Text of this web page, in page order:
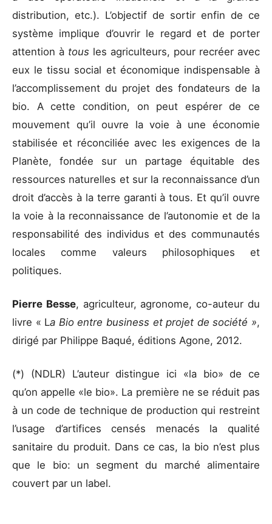
distribution, etc.). L’objectif de sortir enfin de ce
système implique d’ouvrir le regard et de porter
attention à tous les agriculteurs, pour recréer avec
eux le tissu social et économique indispensable à
l’accomplissement du projet des fondateurs de la
bio. A cette condition, on peut espérer de ce
mouvement qu’il ouvre la voie à une économie
stabilisée et réconciliée avec les exigences de la
Planète, fondée sur un partage équitable des
ressources naturelles et sur la reconnaissance d’un
droit d’accès à la terre garanti à tous. Et qu’il ouvre
la voie à la reconnaissance de l’autonomie et de la
responsabilité des individus et des communautés
locales comme valeurs philosophiques et
politiques.
Pierre Besse, agriculteur, agronome, co-auteur du
livre « La Bio entre business et projet de société »,
dirigé par Philippe Baqué, éditions Agone, 2012.
(*) (NDLR) L’auteur distingue ici «la bio» de ce
qu’on appelle «le bio». La première ne se réduit pas
à un code de technique de production qui restreint
l’usage d’artifices censés menacés la qualité
sanitaire du produit. Dans ce cas, la bio n’est plus
que le bio: un segment du marché alimentaire
couvert par un label.